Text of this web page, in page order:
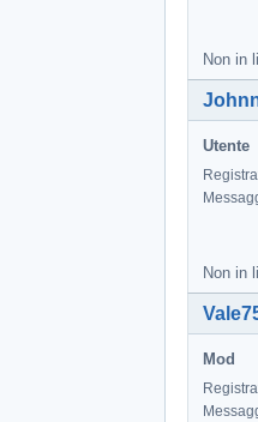
Non in
Utente
Non in
Mod